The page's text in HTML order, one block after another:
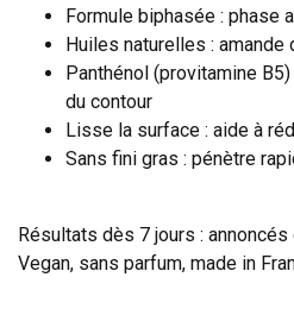
Formule biphasée : phase
Huiles naturelles : amande
Panthénol (provitamine
du contour
Lisse la surface : aide à
Sans fini gras : pénètre
Résultats dès 7 jours :
Vegan, sans parfum, made in